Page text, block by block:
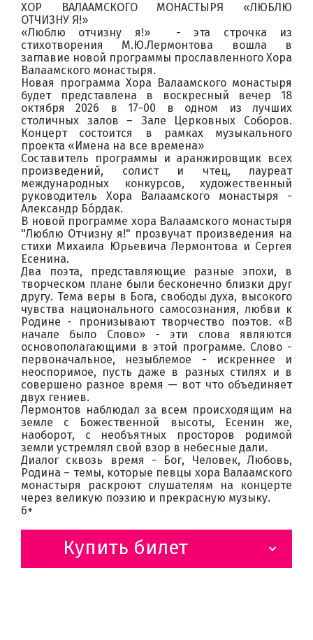
ХОР ВАЛААМСКОГО МОНАСТЫРЯ «ЛЮБЛЮ
ОТЧИЗНУ Я!»
«Люблю отчизну я!» - эта строчка из
стихотворения М.Ю.Лермонтова вошла в
заглавие новой программы прославленного Хора
Валаамского монастыря.
Новая программа Хора Валаамского монастыря
будет представлена в воскресный вечер 18
октября 2026 в 17-00 в одном из лучших
столичных залов – Зале Церковных Соборов.
Концерт состоится в рамках музыкального
проекта «Имена на все времена»
Составитель программы и аранжировщик всех
произведений, солист и чтец, лауреат
международных конкурсов, художественный
руководитель Хора Валаамского монастыря -
Александр Бóрдак.
В новой программе хора Валаамского монастыря
"Люблю Отчизну я!" прозвучат произведения на
стихи Михаила Юрьевича Лермонтова и Сергея
Есенина.
Два поэта, представляющие разные эпохи, в
творческом плане были бесконечно близки друг
другу. Тема веры в Бога, свободы духа, высокого
чувства национального самосознания, любви к
Родине - пронизывают творчество поэтов. «В
начале было Слово» - эти слова являются
основополагающими в этой программе. Слово -
первоначальное, незыблемое - искреннее и
неоспоримое, пусть даже в разных стилях и в
совершено разное время — вот что объединяет
двух гениев.
Лермонтов наблюдал за всем происходящим на
земле с Божественной высоты, Есенин же,
наоборот, с необъятных просторов родимой
земли устремлял свой взор в небесные дали.
Диалог сквозь время - Бог, Человек, Любовь,
Родина – темы, которые певцы хора Валаамского
монастыря раскроют слушателям на концерте
через великую поэзию и прекрасную музыку.
6+
Купить билет